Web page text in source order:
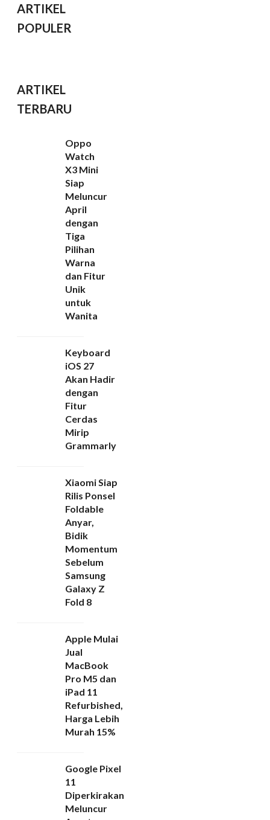
ARTIKEL
POPULER
ARTIKEL
TERBARU
Oppo
Watch
X3 Mini
Siap
Meluncur
April
dengan
Tiga
Pilihan
Warna
dan Fitur
Unik
untuk
Wanita
Keyboard
iOS 27
Akan Hadir
dengan
Fitur
Cerdas
Mirip
Grammarly
Xiaomi Siap
Rilis Ponsel
Foldable
Anyar,
Bidik
Momentum
Sebelum
Samsung
Galaxy Z
Fold 8
Apple Mulai
Jual
MacBook
Pro M5 dan
iPad 11
Refurbished,
Harga Lebih
Murah 15%
Google Pixel
11
Diperkirakan
Meluncur